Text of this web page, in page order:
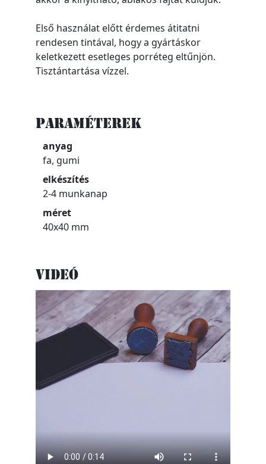
Paraméterek
anyag
fa, gumi
elkészítés
2-4 munkanap
méret
40x40 mm
Videó
Első használat előtt érdemes átitatni
rendesen tintával, hogy a gyártáskor
keletkezett esetleges porréteg eltűnjön.
Tisztántartása vízzel.